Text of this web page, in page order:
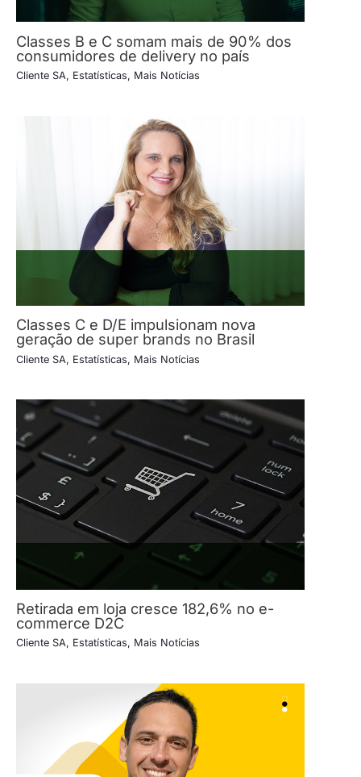
Classes B e C somam mais de 90% dos
consumidores de delivery no país
Cliente SA, Estatísticas, Mais Notícias
Classes C e D/E impulsionam nova
geração de super brands no Brasil
Cliente SA, Estatísticas, Mais Notícias
Retirada em loja cresce 182,6% no e-
commerce D2C
Cliente SA, Estatísticas, Mais Notícias